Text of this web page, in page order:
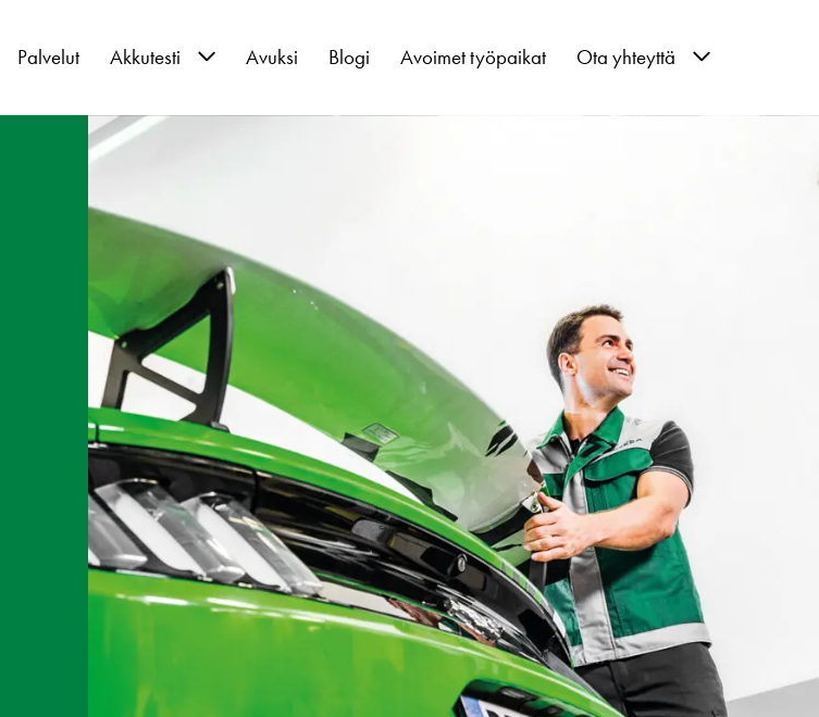
Palvelut Akkutesti
Akkutestin ajanvaraus
Avuksi Blogi Avoimet työpaikat Ota yhteyttä